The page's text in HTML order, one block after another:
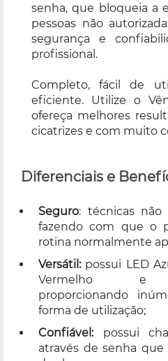
senha, que bloqueia a
pessoas não
segurança e
profissional.
Completo, fácil de
eficiente. Utilize o
ofereça melhores
cicatrizes e com muito
Diferenciais e
Seguro: técnicas não
fazendo com que o
rotina normalmente
Versátil:possui LED
Vermelho e
proporcionando
forma de utilização;
Confiável:possui
através de senha